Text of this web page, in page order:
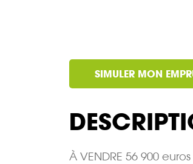
SIMULER MON
À VENDRE 56 900